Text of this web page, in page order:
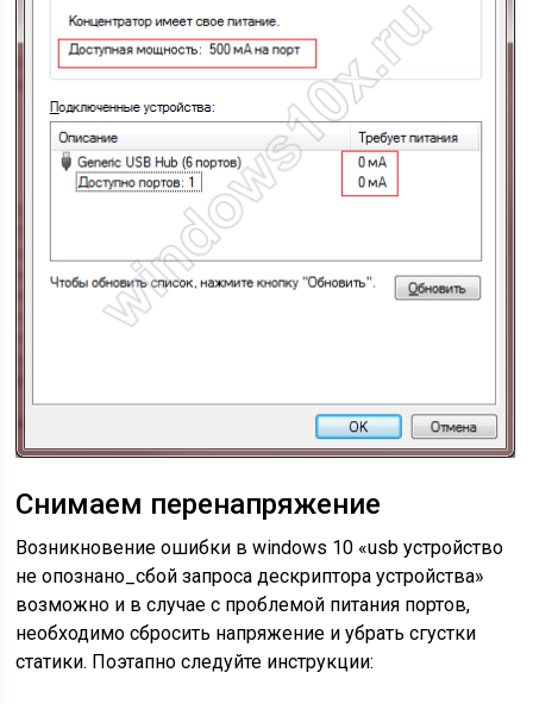
Снимаем перенапряжение
Возникновение ошибки в windows 10 «usb устройство
не опознано_сбой запроса дескриптора устройства»
возможно и в случае с проблемой питания портов,
необходимо сбросить напряжение и убрать сгустки
статики. Поэтапно следуйте инструкции: